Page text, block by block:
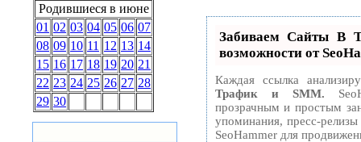
Родившиеся в июне
01 02 03 04 05 06 07
08 09 10 11 12 13 14
15 16 17 18 19 20 21
22 23 24 25 26 27 28
29 30
Забиваем Сайты
возможности от
Каждая ссылка
Трафик и SMM.
прозрачным и простым
упоминания, пресс-
SeoHammer для